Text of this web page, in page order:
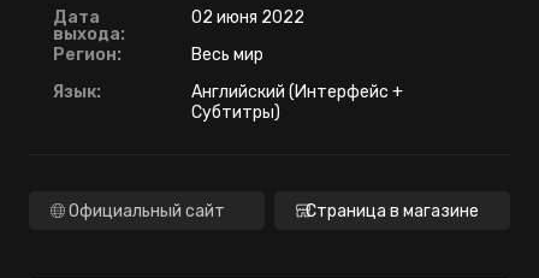
Дата
выхода:
02 июня 2022
Регион:
Весь мир
Язык:
Английский (Интерфейс +
Субтитры)
Официальный сайт Страница в магазине